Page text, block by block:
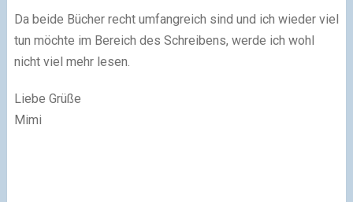
Da beide Bücher recht umfangreich sind und ich wieder viel
tun möchte im Bereich des Schreibens, werde ich wohl
nicht viel mehr lesen.
Liebe Grüße
Mimi